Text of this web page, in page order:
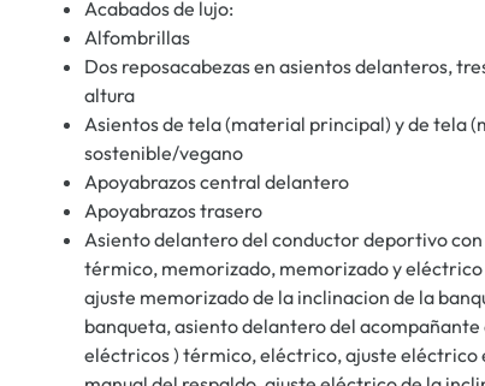
Acabados de lujo:
Alfombrillas
Dos reposacabezas en asientos delanteros,
altura
Asientos de tela (material principal) y de tela
sostenible/vegano
Apoyabrazos central delantero
Apoyabrazos trasero
Asiento delantero del conductor deportivo
térmico, memorizado, memorizado y
ajuste memorizado de la inclinacion de la
banqueta, asiento delantero del
eléctricos ) térmico, eléctrico, ajuste eléctrico